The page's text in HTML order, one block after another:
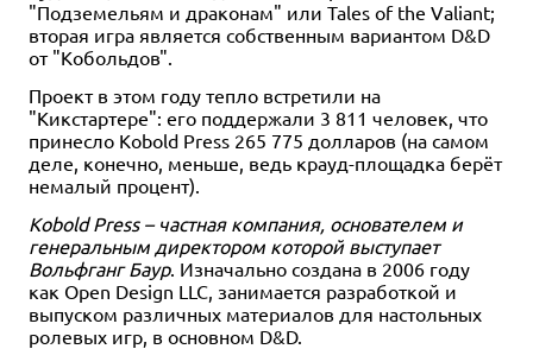
"Подземельям и драконам" или Tales of the Valiant;
вторая игра является собственным вариантом D&D
от "Кобольдов".
Проект в этом году тепло встретили на
"Кикстартере": его поддержали 3 811 человек, что
принесло Kobold Press 265 775 долларов (на самом
деле, конечно, меньше, ведь крауд-площадка берёт
немалый процент).
Kobold Press – частная компания, основателем и
генеральным директором которой выступает
Вольфганг Баур. Изначально создана в 2006 году
как Open Design LLC, занимается разработкой и
выпуском различных материалов для настольных
ролевых игр, в основном D&D.